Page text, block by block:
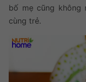
bố mẹ cũng không
cùng trẻ.